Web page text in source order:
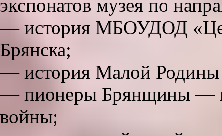
экспонатов музея по
— история МБОУДОД
Брянска;
— история Малой Родины
— пионеры Брянщины —
войны;